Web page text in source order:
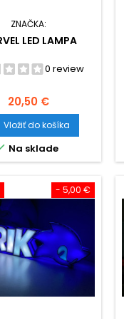
ZNAČKA:
LED LAMPA
0 review
Cena
20,50 €
Vložiť do košíka
Na sklade
- 5,00 €